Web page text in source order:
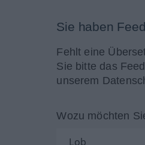
Sie haben
Fehlt eine
Sie bitte das
unserem
Wozu möchten